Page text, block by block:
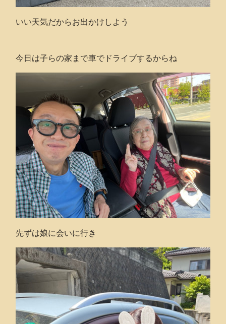
いい天気だからお出かけしよう
今日は子らの家まで車でドライブするからね
先ずは娘に会いに行き